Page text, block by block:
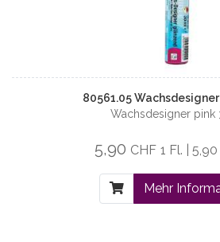
80561.05
Wachsdesigner pink
5,90 CHF 1 Fl. | 5,90
Mehr